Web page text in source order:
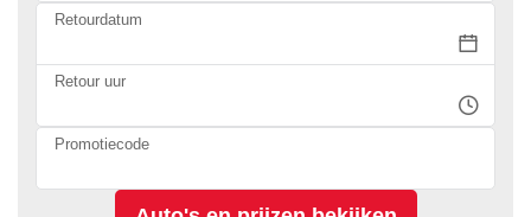
Retourdatum
Retour uur
Promotiecode